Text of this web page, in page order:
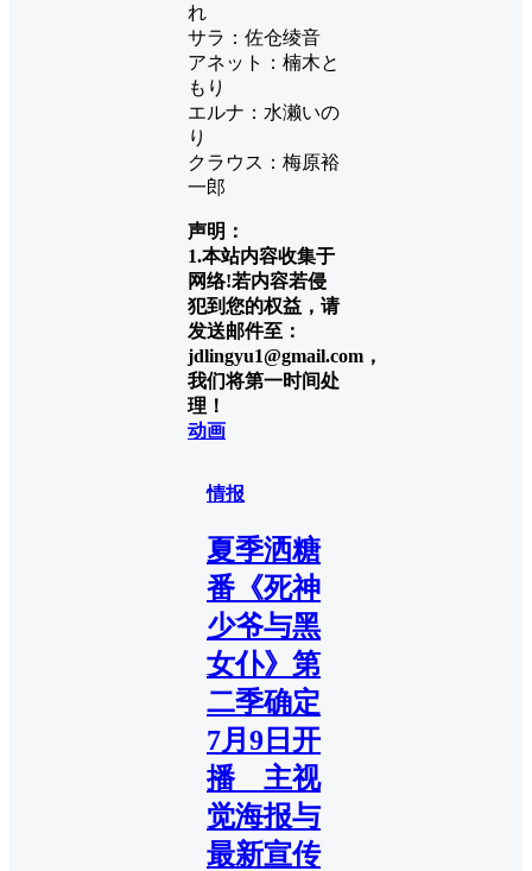
れ
サラ：佐仓绫音
アネット：楠木と
もり
エルナ：水濑いの
り
クラウス：梅原裕
一郎
声明：
1.本站内容收集于
网络!若内容若侵
犯到您的权益，请
发送邮件至：
jdlingyu1@gmail.com，
我们将第一时间处
理！
动画
情报
夏季洒糖
番《死神
少爷与黑
女仆》第
二季确定
7月9日开
播 主视
觉海报与
最新宣传